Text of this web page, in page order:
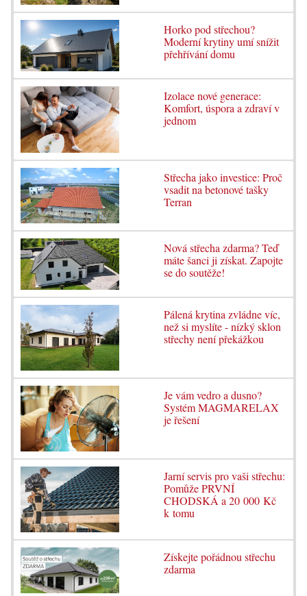
Horko pod střechou?
Moderní krytiny umí snížit
přehřívání domu
Izolace nové generace:
Komfort, úspora a zdraví v
jednom
Střecha jako investice: Proč
vsadit na betonové tašky
Terran
Nová střecha zdarma? Teď
máte šanci ji získat. Zapojte
se do soutěže!
Pálená krytina zvládne víc,
než si myslíte - nízký sklon
střechy není překážkou
Je vám vedro a dusno?
Systém MAGMARELAX
je řešení
Jarní servis pro vaši střechu:
Pomůže PRVNÍ
CHODSKÁ a 20 000 Kč
k tomu
Získejte pořádnou střechu
zdarma